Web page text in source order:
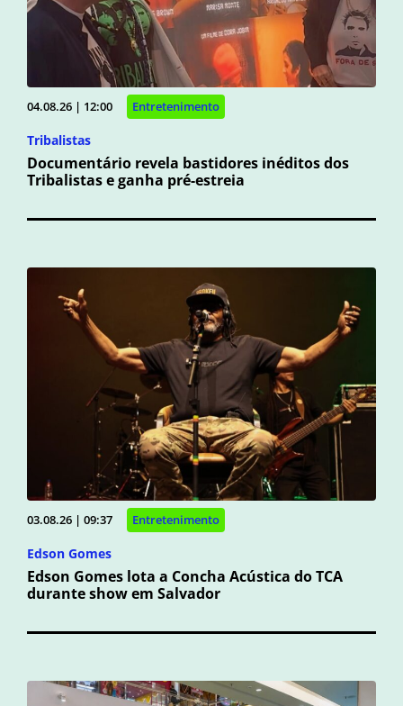
04.08.26 | 12:00 Entretenimento
Tribalistas
Documentário revela bastidores inéditos dos
Tribalistas e ganha pré-estreia
03.08.26 | 09:37 Entretenimento
Edson Gomes
Edson Gomes lota a Concha Acústica do TCA
durante show em Salvador